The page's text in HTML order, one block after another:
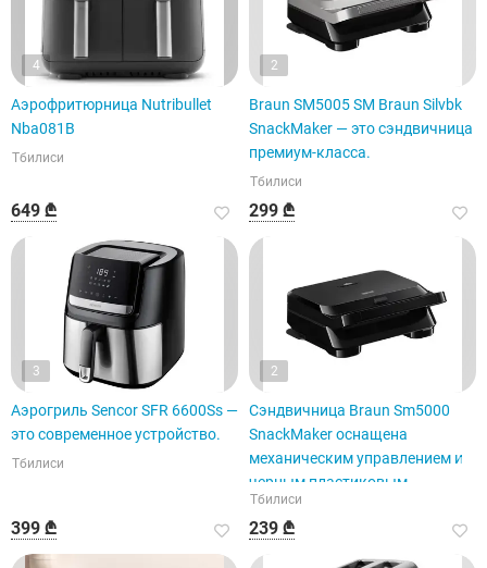
4
Аэрофритюрница Nutribullet
Nba081B
Тбилиси
649 ₾
2
Braun SM5005 SM Braun Silvbk
SnackMaker — это сэндвичница
премиум-класса.
Тбилиси
299 ₾
3
Аэрогриль Sencor SFR 6600Ss —
это современное устройство.
Тбилиси
399 ₾
2
Сэндвичница Braun Sm5000
SnackMaker оснащена
механическим управлением и
черным пластиковым
корпусом.
Тбилиси
239 ₾